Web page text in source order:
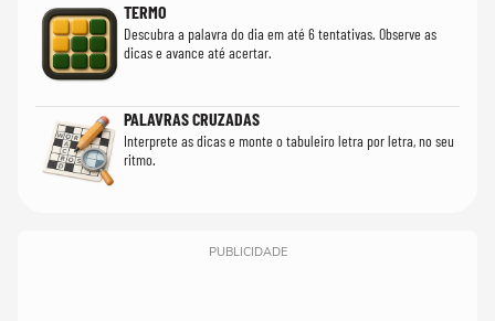
TERMO
Descubra a palavra do dia em até 6 tentativas. Observe as
dicas e avance até acertar.
PALAVRAS CRUZADAS
Interprete as dicas e monte o tabuleiro letra por letra, no seu
ritmo.
PUBLICIDADE